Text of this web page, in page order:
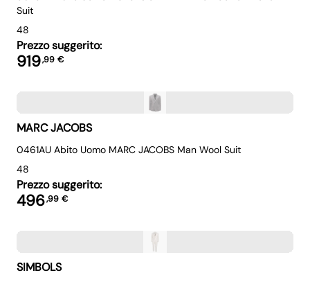
Suit
48
Prezzo suggerito:
919,99 €
MARC JACOBS
0461AU Abito Uomo MARC JACOBS Man Wool Suit
48
Prezzo suggerito:
496,99 €
SIMBOLS